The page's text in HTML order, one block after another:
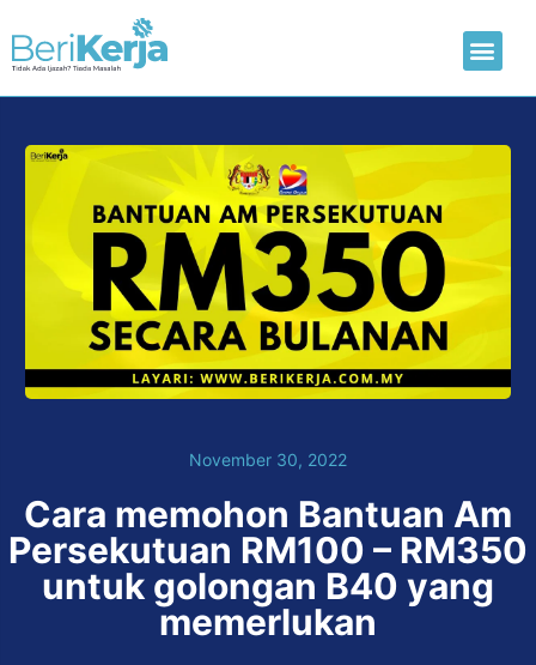
November 30, 2022
Cara memohon Bantuan Am
Persekutuan RM100 – RM350
untuk golongan B40 yang
memerlukan